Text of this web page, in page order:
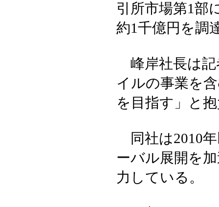
引所市場第1部
約1千億円を調
峰岸社長は記
イルの事業を
を目指す」と
同社は2010
ーバル展開を
力している。